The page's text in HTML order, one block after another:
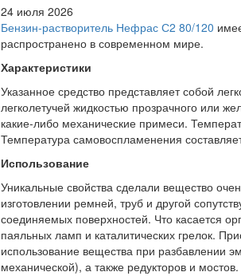
24 июля 2026
Бензин-растворитель Нефрас С2 80/120
распространено в современном мире.
Характеристики
Указанное средство представляет собой
легколетучей жидкостью прозрачного или
какие-либо механические примеси.
Температура самовоспламенения
Использование
Уникальные свойства сделали вещество
изготовлении ремней, труб и другой
соединяемых поверхностей. Что касается
паяльных ламп и каталитических грелок.
использование вещества при разбавлении
механической), а также редукторов и